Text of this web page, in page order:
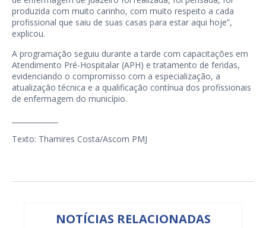
produzida com muito carinho, com muito respeito a cada
profissional que saiu de suas casas para estar aqui hoje”,
explicou.
A programação seguiu durante a tarde com capacitações em
Atendimento Pré-Hospitalar (APH) e tratamento de feridas,
evidenciando o compromisso com a especialização, a
atualização técnica e a qualificação contínua dos profissionais
de enfermagem do município.
Texto: Thamires Costa/Ascom PMJ
NOTÍCIAS RELACIONADAS